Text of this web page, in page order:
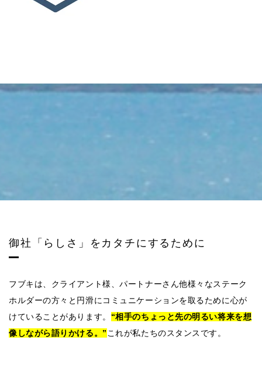
御社「らしさ」をカタチにするために
フブキは、クライアント様、パートナーさん他様々なステーク
ホルダーの方々と円滑にコミュニケーションを取るために心が
けていることがあります。 “相手のちょっと先の明るい将来を想
像しながら語りかける。” これが私たちのスタンスです。